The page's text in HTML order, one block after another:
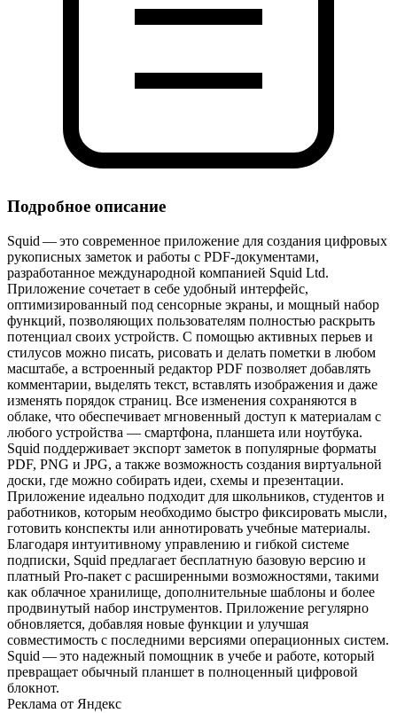
Подробное описание
Squid — это современное приложение для создания цифровых
рукописных заметок и работы с PDF‑документами,
разработанное международной компанией Squid Ltd.
Приложение сочетает в себе удобный интерфейс,
оптимизированный под сенсорные экраны, и мощный набор
функций, позволяющих пользователям полностью раскрыть
потенциал своих устройств. С помощью активных перьев и
стилусов можно писать, рисовать и делать пометки в любом
масштабе, а встроенный редактор PDF позволяет добавлять
комментарии, выделять текст, вставлять изображения и даже
изменять порядок страниц. Все изменения сохраняются в
облаке, что обеспечивает мгновенный доступ к материалам с
любого устройства — смартфона, планшета или ноутбука.
Squid поддерживает экспорт заметок в популярные форматы
PDF, PNG и JPG, а также возможность создания виртуальной
доски, где можно собирать идеи, схемы и презентации.
Приложение идеально подходит для школьников, студентов и
работников, которым необходимо быстро фиксировать мысли,
готовить конспекты или аннотировать учебные материалы.
Благодаря интуитивному управлению и гибкой системе
подписки, Squid предлагает бесплатную базовую версию и
платный Pro‑пакет с расширенными возможностями, такими
как облачное хранилище, дополнительные шаблоны и более
продвинутый набор инструментов. Приложение регулярно
обновляется, добавляя новые функции и улучшая
совместимость с последними версиями операционных систем.
Squid — это надежный помощник в учебе и работе, который
превращает обычный планшет в полноценный цифровой
блокнот.
Реклама от Яндекс